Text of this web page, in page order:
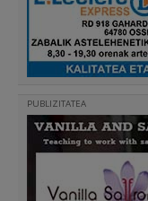
PUBLIZITATEA